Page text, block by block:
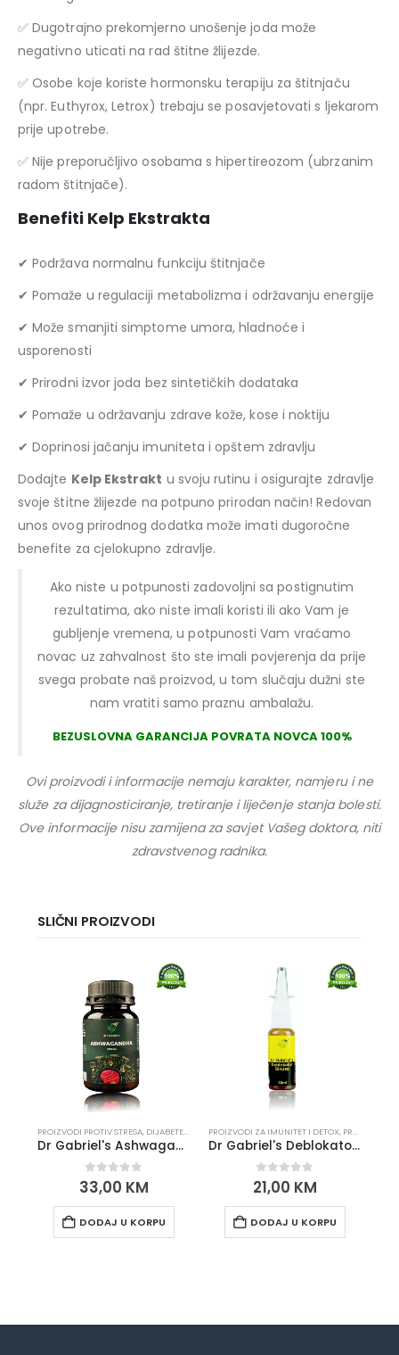
✅ Dugotrajno prekomjerno unošenje joda može
negativno uticati na rad štitne žlijezde.
✅ Osobe koje koriste hormonsku terapiju za štitnjaču
(npr. Euthyrox, Letrox) trebaju se posavjetovati s ljekarom
prije upotrebe.
✅ Nije preporučljivo osobama s hipertireozom (ubrzanim
radom štitnjače).
Benefiti Kelp Ekstrakta
✔ Podržava normalnu funkciju štitnjače
✔ Pomaže u regulaciji metabolizma i održavanju energije
✔ Može smanjiti simptome umora, hladnoće i
usporenosti
✔ Prirodni izvor joda bez sintetičkih dodataka
✔ Pomaže u održavanju zdrave kože, kose i noktiju
✔ Doprinosi jačanju imuniteta i opštem zdravlju
Dodajte Kelp Ekstrakt u svoju rutinu i osigurajte zdravlje
svoje štitne žlijezde na potpuno prirodan način! Redovan
unos ovog prirodnog dodatka može imati dugoročne
benefite za cjelokupno zdravlje.
Ako niste u potpunosti zadovoljni sa postignutim
rezultatima, ako niste imali koristi ili ako Vam je
gubljenje vremena, u potpunosti Vam vraćamo
novac uz zahvalnost što ste imali povjerenja da prije
svega probate naš proizvod, u tom slučaju dužni ste
nam vratiti samo praznu ambalažu.
BEZUSLOVNA GARANCIJA POVRATA NOVCA 100%
Ovi proizvodi i informacije nemaju karakter, namjeru i ne
služe za dijagnosticiranje, tretiranje i liječenje stanja bolesti.
Ove informacije nisu zamijena za savjet Vašeg doktora, niti
zdravstvenog radnika.
SLIČNI PROIZVODI
PROIZVODI PROTIV STRESA, DIJABETES, HOLESTEROL, PRITISAK ,PROIZVODI ZA IMUNITET I
Dr Gabriel's Ashwagandha kapsule
0out of 5
33,00 KM
DODAJ U KORPU
PROIZVODI ZA IMUNITET I DETOX, PROIZVODI ZA PLUĆA I JETRU
Dr Gabriel's Deblokator Sinusa
0out of 5
21,00 KM
DODAJ U KORPU